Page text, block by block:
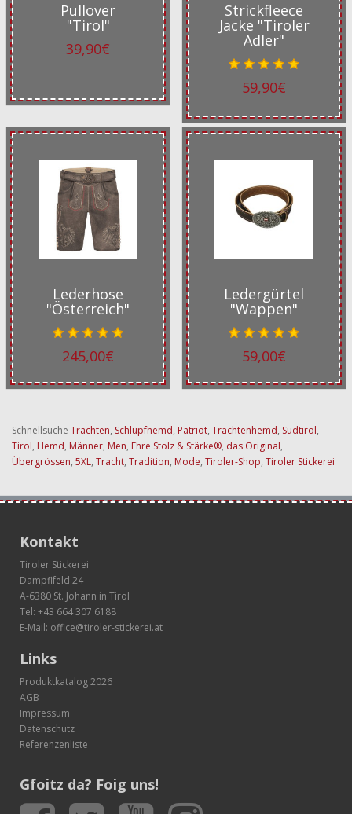
Pullover
"Tirol"
39,90€
Strickfleece
Jacke "Tiroler
Adler"
59,90€
Lederhose
"Österreich"
245,00€
Ledergürtel
"Wappen"
59,00€
Schnellsuche Trachten, Schlupfhemd, Patriot, Trachtenhemd, Südtirol,
Tirol, Hemd, Männer, Men, Ehre Stolz & Stärke®, das Original,
Übergrössen, 5XL, Tracht, Tradition, Mode, Tiroler-Shop, Tiroler Stickerei
Kontakt
Tiroler Stickerei
Dampflfeld 24
A-6380 St. Johann in Tirol
Tel: +43 664 307 6188
E-Mail: office@tiroler-stickerei.at
Links
Produktkatalog 2026
AGB
Impressum
Datenschutz
Referenzenliste
Gfoitz da? Foig uns!